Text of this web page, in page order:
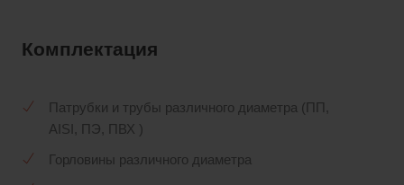
Комплектация
Патрубки и трубы различного диаметра (ПП,
AISI, ПЭ, ПВХ )
Горловины различного диаметра